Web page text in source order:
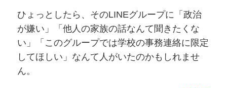
ひょっとしたら、そのLINEグループに「政治
が嫌い」「他人の家族の話なんて聞きたくな
い」「このグループでは学校の事務連絡に限定
してほしい」なんて人がいたのかもしれませ
ん。